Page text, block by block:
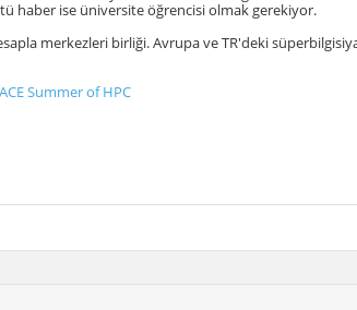
haber ise üniversite öğrencisi olmak gerekiyor.
merkezleri birliği. Avrupa ve TR'deki
Summer of HPC